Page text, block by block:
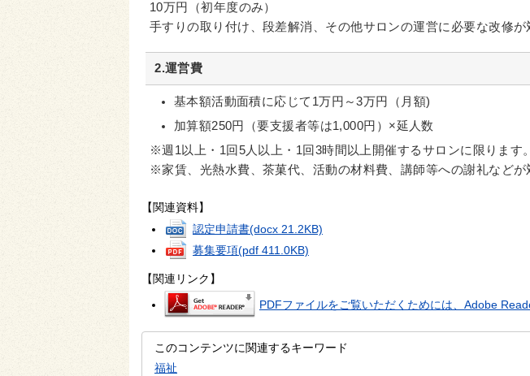
10万円（初年度のみ）
手すりの取り付け、段差解消、その他サロンの運営に必要な改修が
2.運営費
基本額活動面積に応じて1万円～3万円（月額)
加算額250円（要支援者等は1,000円）×延人数
※週1以上・1回5人以上・1回3時間以上開催するサロンに限ります。
※家賃、光熱水費、茶菓代、活動の材料費、講師等への謝礼などが
【関連資料】
認定申請書(docx 21.2KB)
募集要項(pdf 411.0KB)
【関連リンク】
PDFファイルをご覧いただくためには、Adobe
このコンテンツに関連するキーワード
福祉